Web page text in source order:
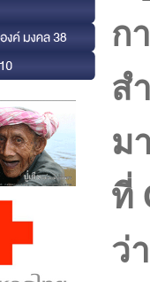
ก
ส
ม
ที่
ว่